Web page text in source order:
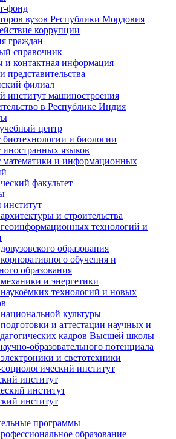
фонд
вузов Республики Мордовия
коррупции
граждан
справочник
и контактная информация
филиал
институт машиностроения
в Республике Индия
центр
биотехнологии и биологии
иностранных языков
математики и информационных
факультет
и строительства
технологий и
образования
обучения и
образования
и энергетики
технологий и новых
культуры
и аттестации научных и
кадров Высшей школы
образовательного потенциала
и светотехники
институт
институт
институт
институт
программы
образование